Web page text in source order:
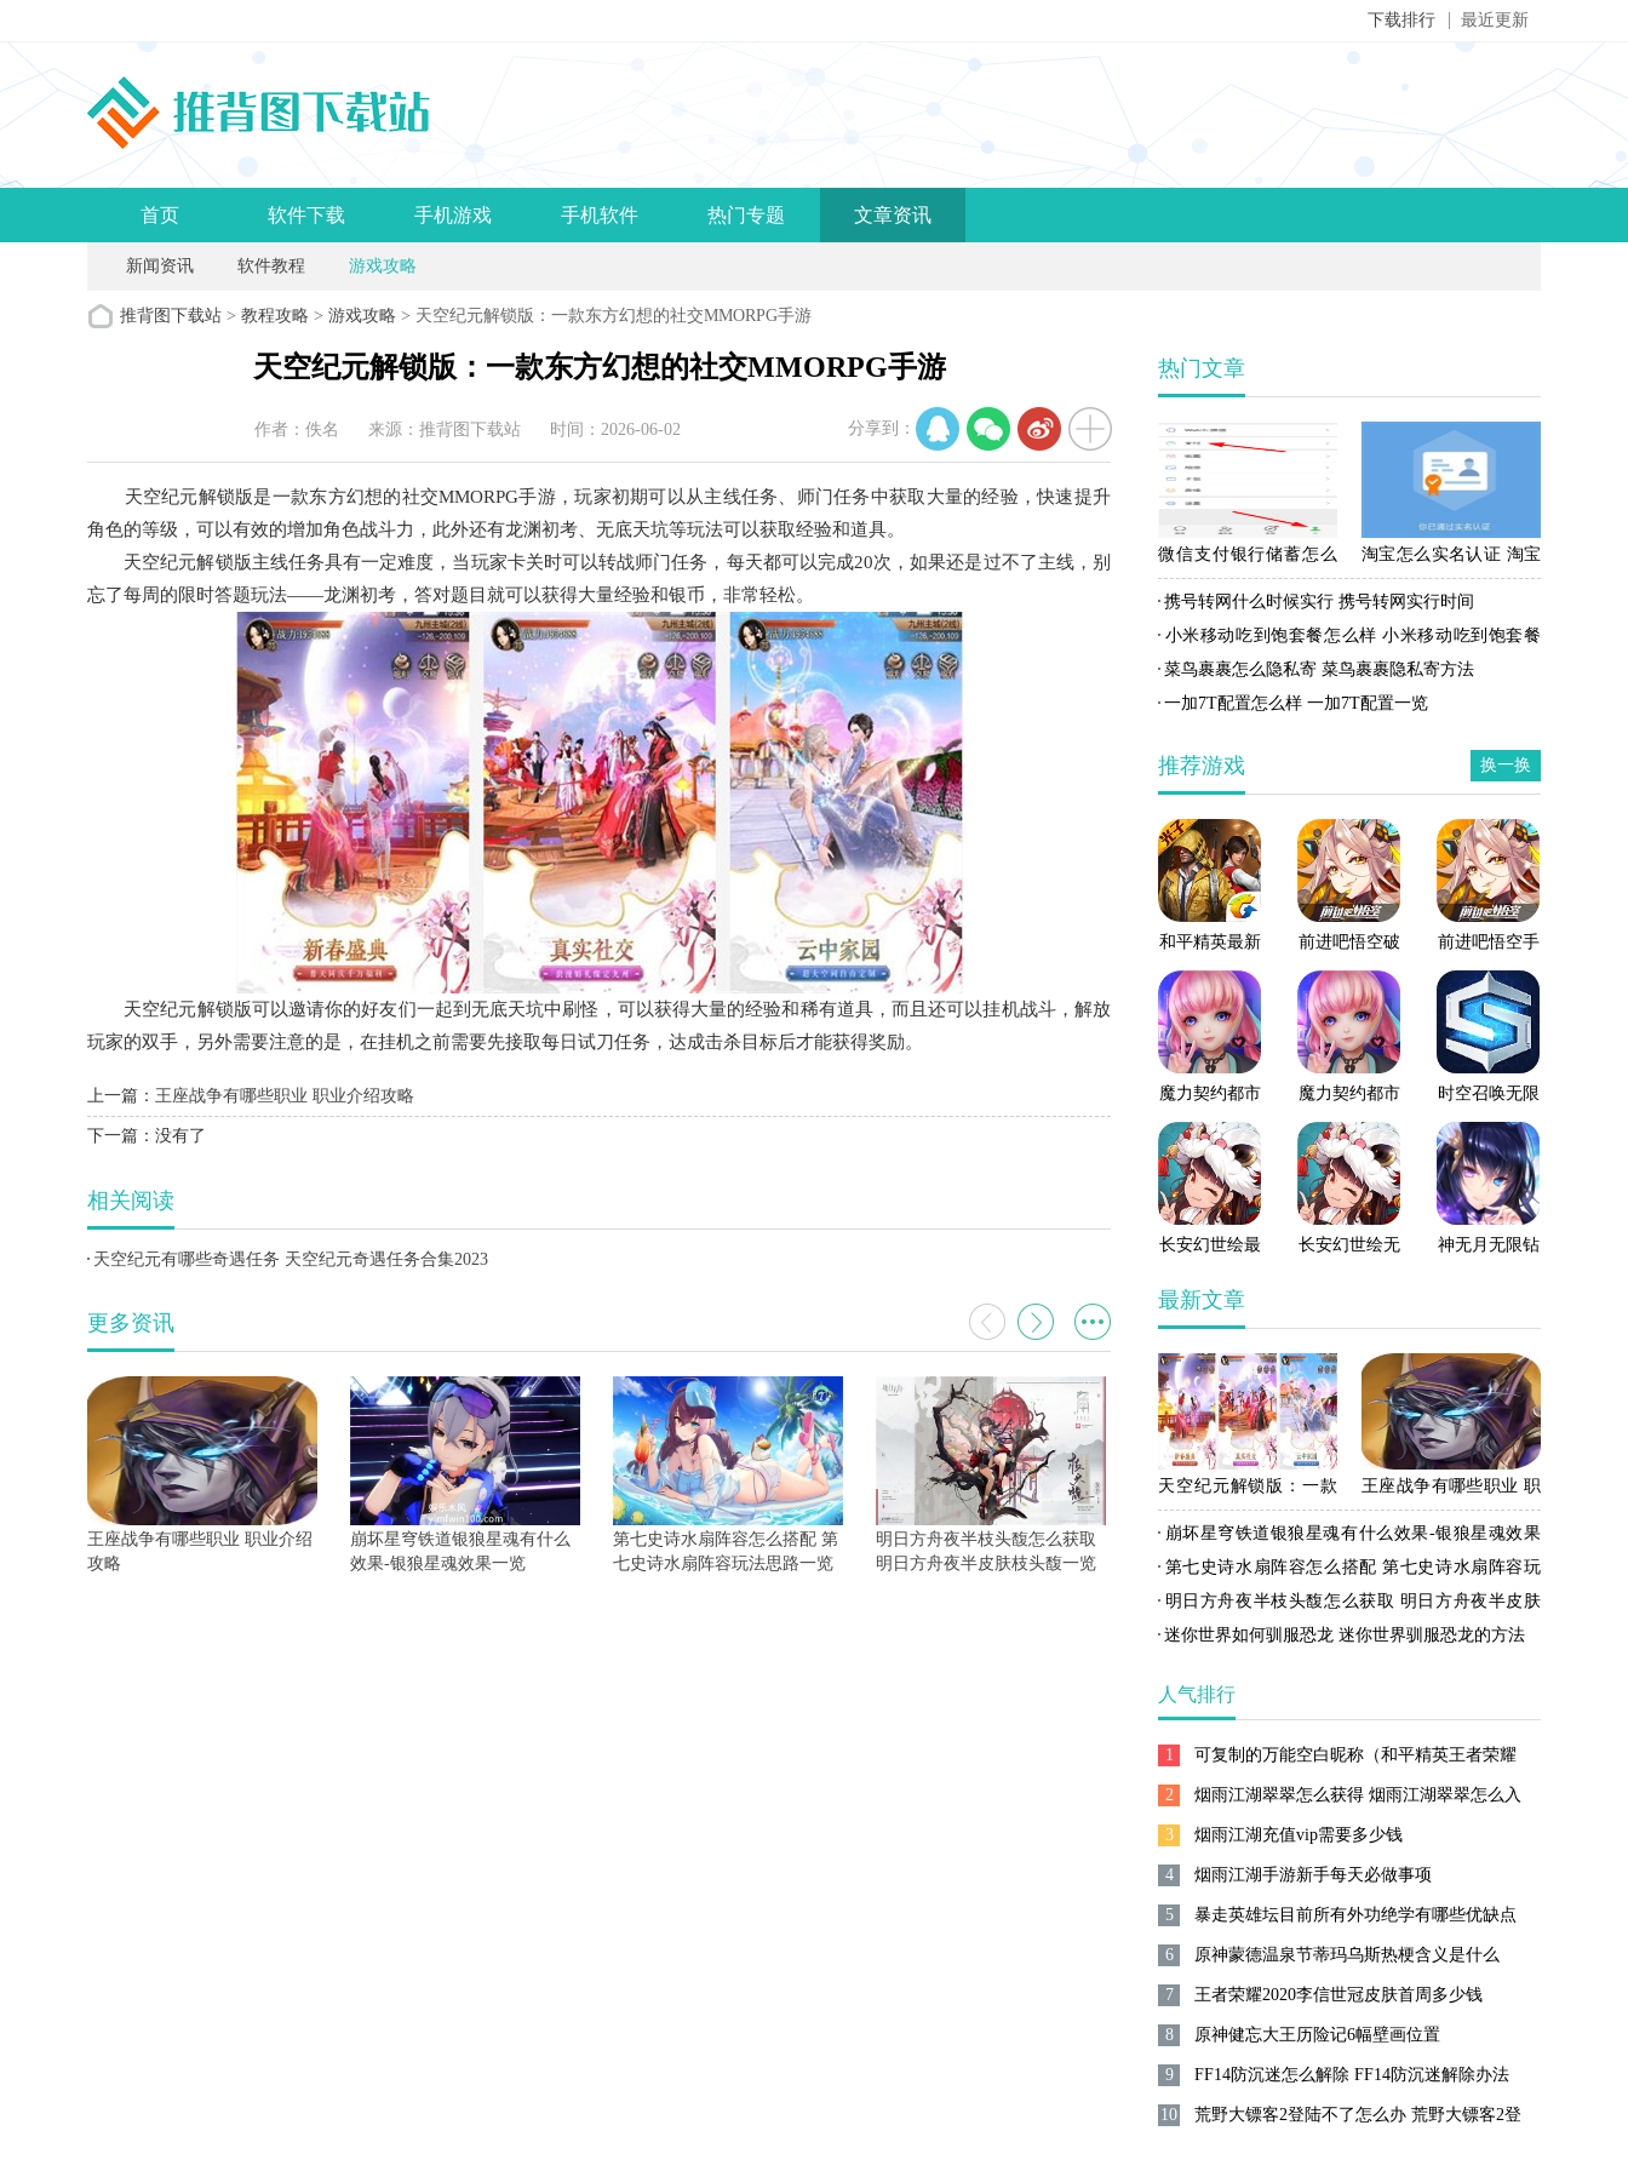
最近更新
下载排行
首页 软件下载 手机游戏 手机软件 热门专题 文章资讯
新闻资讯 软件教程 游戏攻略
推背图下载站 > 教程攻略 > 游戏攻略 > 天空纪元解锁版：一款东方幻想的社交MMORPG手游
天空纪元解锁版：一款东方幻想的社交MMORPG手游
作者：佚名 来源：推背图下载站 时间：2026-06-02
天空纪元解锁版是一款东方幻想的社交MMORPG手游，玩家初期可以从主线任务、师门任务中获取大量的经验，快速提升
角色的等级，可以有效的增加角色战斗力，此外还有龙渊初考、无底天坑等玩法可以获取经验和道具。
天空纪元解锁版主线任务具有一定难度，当玩家卡关时可以转战师门任务，每天都可以完成20次，如果还是过不了主线，别
忘了每周的限时答题玩法——龙渊初考，答对题目就可以获得大量经验和银币，非常轻松。
天空纪元解锁版可以邀请你的好友们一起到无底天坑中刷怪，可以获得大量的经验和稀有道具，而且还可以挂机战斗，解放
玩家的双手，另外需要注意的是，在挂机之前需要先接取每日试刀任务，达成击杀目标后才能获得奖励。
分享到：
上一篇： 王座战争有哪些职业 职业介绍攻略
下一篇： 没有了
相关阅读
天空纪元有哪些奇遇任务 天空纪元奇遇任务合集2023
更多资讯
王座战争有哪些职业 职业介绍
攻略
崩坏星穹铁道银狼星魂有什么
效果-银狼星魂效果一览
第七史诗水扇阵容怎么搭配 第
七史诗水扇阵容玩法思路一览
明日方舟夜半枝头馥怎么获取
明日方舟夜半皮肤枝头馥一览
迷你世界如何驯服恐龙 迷你世
界驯服恐龙的方法
崩坏星穹铁道古老的钱币怎么
获得-崩坏星穹铁道古老的钱币
获取方法攻略
热门文章
微信支付银行储蓄怎么
开通 微信支付银行储蓄
开通方法
淘宝怎么实名认证 淘宝
实名认证方法
携号转网什么时候实行 携号转网实行时间
小米移动吃到饱套餐怎么样 小米移动吃到饱套餐
资费
菜鸟裹裹怎么隐私寄 菜鸟裹裹隐私寄方法
一加7T配置怎么样 一加7T配置一览
推荐游戏 换一换
和平精英最新
版
前进吧悟空破
解版
前进吧悟空手
游
魔力契约都市
幻想破解版
魔力契约都市
幻想最新版
时空召唤无限
钻石版
长安幻世绘最
长安幻世绘无
神无月无限钻
最新文章
天空纪元解锁版：一款
东方幻想的社交
MMORPG手游
王座战争有哪些职业 职
业介绍攻略
崩坏星穹铁道银狼星魂有什么效果-银狼星魂效果
一览
第七史诗水扇阵容怎么搭配 第七史诗水扇阵容玩
法思路一览
明日方舟夜半枝头馥怎么获取 明日方舟夜半皮肤
枝头馥一览
迷你世界如何驯服恐龙 迷你世界驯服恐龙的方法
人气排行
1 可复制的万能空白昵称（和平精英王者荣耀
能用的空白名字）
2 烟雨江湖翠翠怎么获得 烟雨江湖翠翠怎么入
队
3 烟雨江湖充值vip需要多少钱
4 烟雨江湖手游新手每天必做事项
5 暴走英雄坛目前所有外功绝学有哪些优缺点
6 原神蒙德温泉节蒂玛乌斯热梗含义是什么
7 王者荣耀2020李信世冠皮肤首周多少钱
8 原神健忘大王历险记6幅壁画位置
9 FF14防沉迷怎么解除 FF14防沉迷解除办法
10 荒野大镖客2登陆不了怎么办 荒野大镖客2登